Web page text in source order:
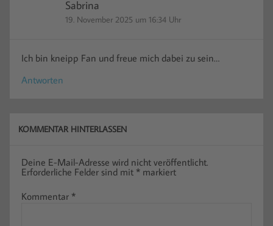
Sabrina
19. November 2025 um 16:34 Uhr
Ich bin kneipp Fan und freue mich dabei zu sein…
Antworten
KOMMENTAR HINTERLASSEN
Deine E-Mail-Adresse wird nicht veröffentlicht.
Erforderliche Felder sind mit * markiert
Kommentar *